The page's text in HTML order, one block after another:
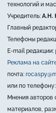
технологий и
Учредитель: А.Н.
Главный
Телефоны
E-mail редакции:
Реклама на
почта:
или по
Мнения авторов
материалов,